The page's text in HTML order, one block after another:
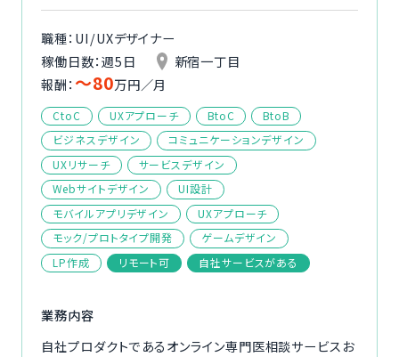
福利厚生
ご利用者様の声
ご利用の流れ
コーディネーター紹介
イベント/マガジン
職種：UI/UXデザイナー
稼働日数：週5日
新宿一丁目
報酬： 〜80万円／月
CtoC UXアプローチ BtoC
BtoB
ビジネスデザイン
コミュニケーションデザイン
UXリサーチ
サービスデザイン
Webサイトデザイン
UI設計
モバイルアプリデザイン
UXアプローチ
モック/プロトタイプ開発
ゲームデザイン
LP作成
リモート可 自社サービスがある
業務内容
自社プロダクトであるオンライン専門医相談サービスお